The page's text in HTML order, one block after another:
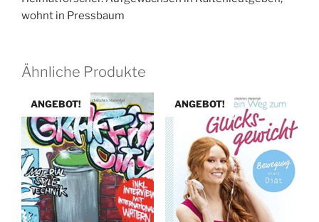
wohnt in Pressbaum
Ähnliche Produkte
ANGEBOT! ANGEBOT!